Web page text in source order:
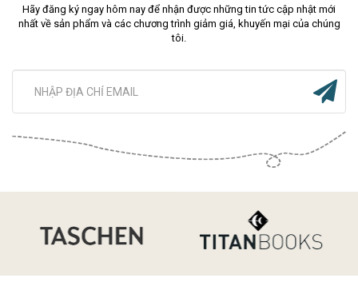
Hãy đăng ký ngay hôm nay để nhận được những tin tức cập nhật mới
nhất về sản phẩm và các chương trình giảm giá, khuyến mại của chúng
tôi.